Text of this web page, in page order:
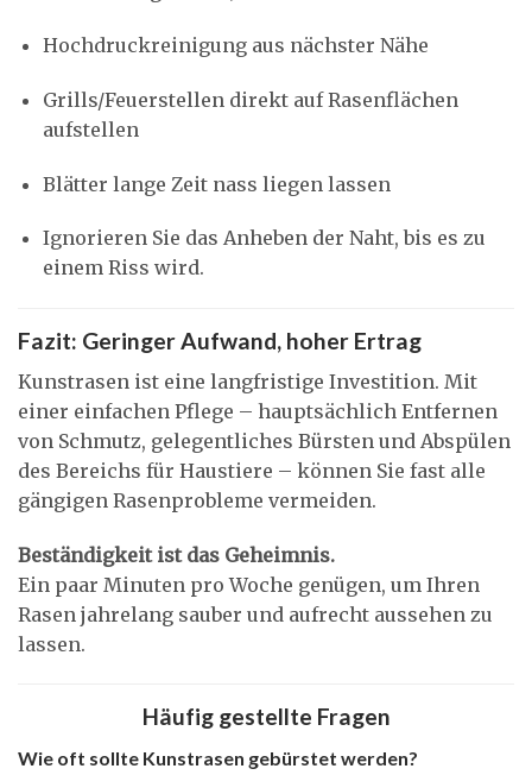
Hochdruckreinigung aus nächster Nähe
Grills/Feuerstellen direkt auf Rasenflächen
aufstellen
Blätter lange Zeit nass liegen lassen
Ignorieren Sie das Anheben der Naht, bis es zu
einem Riss wird.
Fazit: Geringer Aufwand, hoher Ertrag
Kunstrasen ist eine langfristige Investition. Mit
einer einfachen Pflege – hauptsächlich Entfernen
von Schmutz, gelegentliches Bürsten und Abspülen
des Bereichs für Haustiere – können Sie fast alle
gängigen Rasenprobleme vermeiden.
Beständigkeit ist das Geheimnis.
Ein paar Minuten pro Woche genügen, um Ihren
Rasen jahrelang sauber und aufrecht aussehen zu
lassen.
Häufig gestellte Fragen
Wie oft sollte Kunstrasen gebürstet werden?